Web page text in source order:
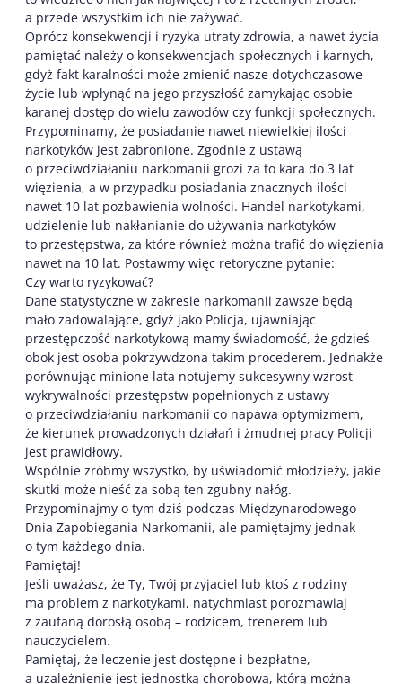
a przede wszystkim ich nie zażywać.
Oprócz konsekwencji i ryzyka utraty zdrowia, a nawet życia
pamiętać należy o konsekwencjach społecznych i karnych,
gdyż fakt karalności może zmienić nasze dotychczasowe
życie lub wpłynąć na jego przyszłość zamykając osobie
karanej dostęp do wielu zawodów czy funkcji społecznych.
Przypominamy, że posiadanie nawet niewielkiej ilości
narkotyków jest zabronione. Zgodnie z ustawą
o przeciwdziałaniu narkomanii grozi za to kara do 3 lat
więzienia, a w przypadku posiadania znacznych ilości
nawet 10 lat pozbawienia wolności. Handel narkotykami,
udzielenie lub nakłanianie do używania narkotyków
to przestępstwa, za które również można trafić do więzienia
nawet na 10 lat. Postawmy więc retoryczne pytanie:
Czy warto ryzykować?
Dane statystyczne w zakresie narkomanii zawsze będą
mało zadowalające, gdyż jako Policja, ujawniając
przestępczość narkotykową mamy świadomość, że gdzieś
obok jest osoba pokrzywdzona takim procederem. Jednakże
porównując minione lata notujemy sukcesywny wzrost
wykrywalności przestępstw popełnionych z ustawy
o przeciwdziałaniu narkomanii co napawa optymizmem,
że kierunek prowadzonych działań i żmudnej pracy Policji
jest prawidłowy.
Wspólnie zróbmy wszystko, by uświadomić młodzieży, jakie
skutki może nieść za sobą ten zgubny nałóg.
Przypominajmy o tym dziś podczas Międzynarodowego
Dnia Zapobiegania Narkomanii, ale pamiętajmy jednak
o tym każdego dnia.
Pamiętaj!
Jeśli uważasz, że Ty, Twój przyjaciel lub ktoś z rodziny
ma problem z narkotykami, natychmiast porozmawiaj
z zaufaną dorosłą osobą – rodzicem, trenerem lub
nauczycielem.
Pamiętaj, że leczenie jest dostępne i bezpłatne,
a uzależnienie jest jednostką chorobową, którą można